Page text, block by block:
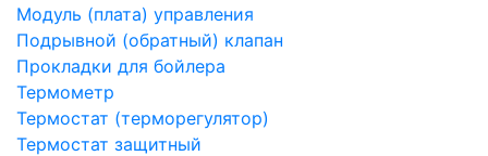
Модуль (плата) управления
Подрывной (обратный) клапан
Прокладки для бойлера
Термометр
Термостат (терморегулятор)
Термостат защитный